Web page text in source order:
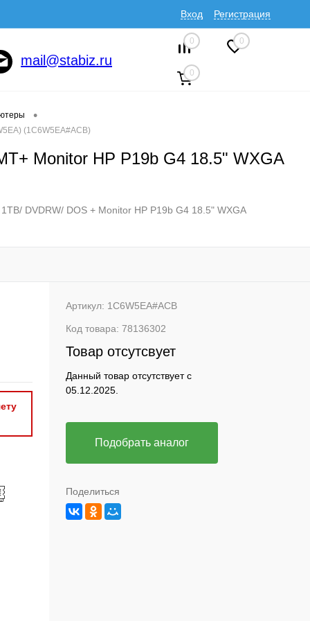
Вход Регистрация
mail@stabiz.ru
0 0
0
•
(1C6W5EA#ACB)
Monitor HP P19b G4 18.5" WXGA
DVDRW/ DOS + Monitor HP P19b G4 18.5" WXGA
Артикул: 1C6W5EA#ACB
Код товара: 78136302
Товар отсутсвует
Данный товар отсутствует с
05.12.2025.
Подобрать аналог
Поделиться